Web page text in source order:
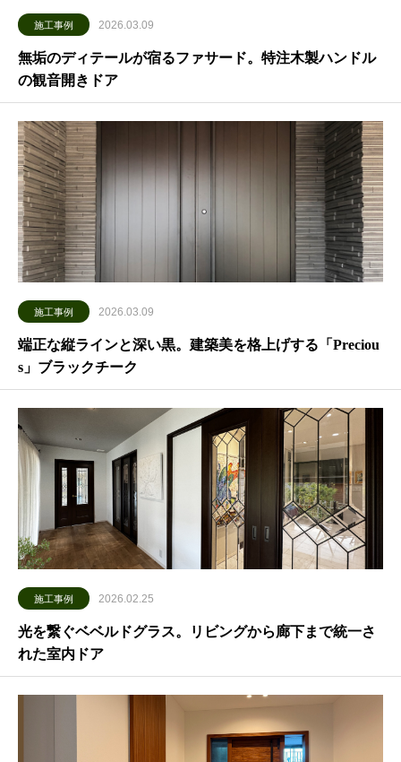
施工事例 2026.03.09
無垢のディテールが宿るファサード。特注木製ハンドル
の観音開きドア
施工事例 2026.03.09
端正な縦ラインと深い黒。建築美を格上げする「Preciou
s」ブラックチーク
施工事例 2026.02.25
光を繋ぐベベルドグラス。リビングから廊下まで統一さ
れた室内ドア